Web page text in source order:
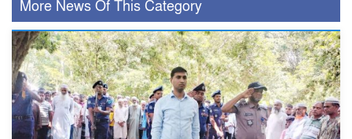
More News Of This Category